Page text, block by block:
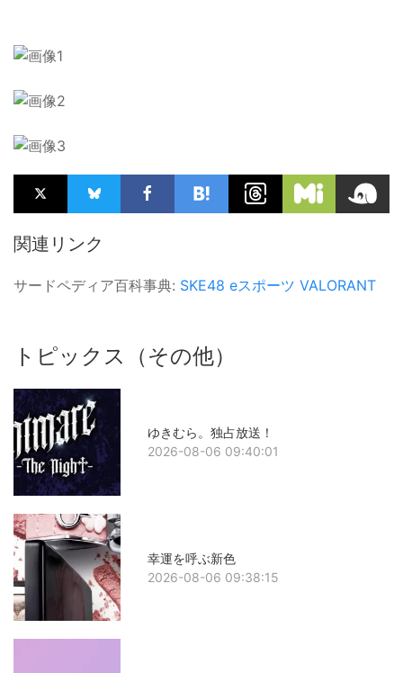
関連リンク
サードペディア百科事典: SKE48 eスポーツ VALORANT
トピックス（その他）
ゆきむら。独占放送！
2026-08-06 09:40:01
幸運を呼ぶ新色
2026-08-06 09:38:15